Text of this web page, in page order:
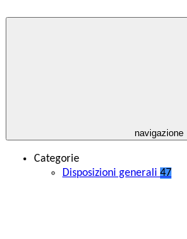
navigazione
Categorie
Disposizioni generali 47